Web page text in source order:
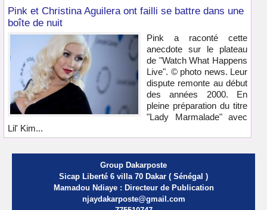
Pink et Christina Aguilera ont failli se battre dans une
boîte de nuit
Pink a raconté cette
anecdote sur le plateau
de "Watch What Happens
Live". © photo news. Leur
dispute remonte au début
des années 2000. En
pleine préparation du titre
"Lady Marmalade" avec
Lil' Kim...
Group Dakarposte
Sicap Liberté 6 villa 70 Dakar ( Sénégal )
Mamadou Ndiaye : Directeur de Publication
njaydakarposte@gmail.com